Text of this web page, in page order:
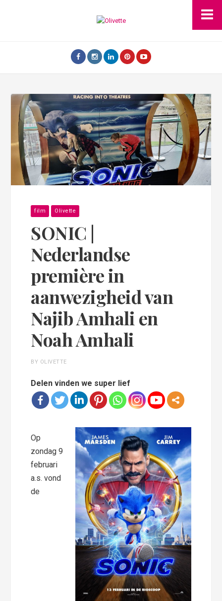
film Olivette
SONIC |
Nederlandse
première in
aanwezigheid van
Najib Amhali en
Noah Amhali
BY OLIVETTE
Delen vinden we super lief
Op
zondag 9
februari
a.s. vond
de